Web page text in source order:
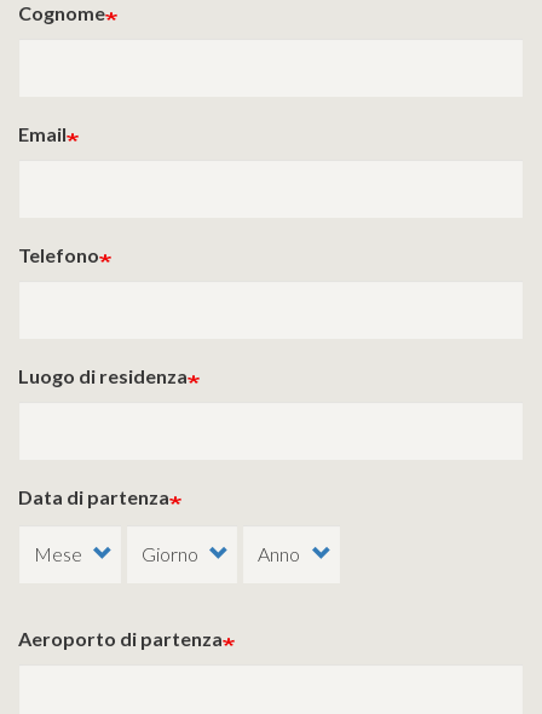
Cognome
Email
Telefono
Luogo di residenza
Data di partenza
Aeroporto di partenza